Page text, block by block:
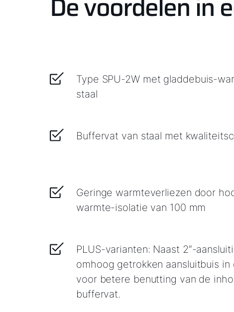
Type SPU-2W met gladdebuis-
staal
Buffervat van staal met
Geringe warmteverliezen door
warmte-isolatie van 100 mm
PLUS-varianten: Naast 2“-
omhoog getrokken aansluitbuis in
voor betere benutting van de
buffervat.